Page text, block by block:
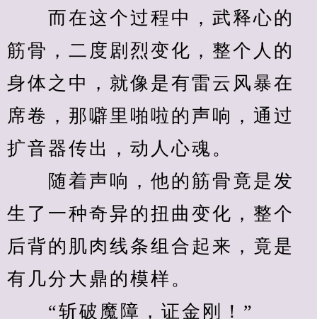
而在这个过程中，武释心的
筋骨，二度剧烈变化，整个人的
身体之中，就像是有雷云风暴在
席卷，那噼里啪啦的声响，通过
扩音器传出，动人心魂。
随着声响，他的筋骨竟是发
生了一种奇异的扭曲变化，整个
后背的肌肉线条组合起来，竟是
有几分大鼎的模样。
“斩破魔障，证金刚！”